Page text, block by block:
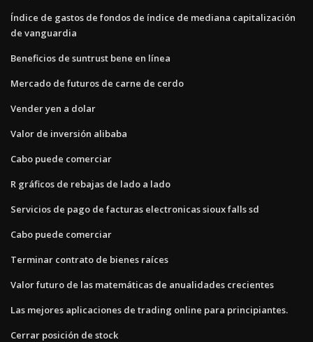
Índice de gastos de fondos de índice de mediana capitalización
de vanguardia
Beneficios de suntrust bene en línea
Mercado de futuros de carne de cerdo
Vender yen a dolar
Valor de inversión alibaba
Cabo puede comerciar
R gráficos de rebajas de lado a lado
Servicios de pago de facturas electronicas sioux falls sd
Cabo puede comerciar
Terminar contrato de bienes raíces
Valor futuro de las matemáticas de anualidades crecientes
Las mejores aplicaciones de trading online para principiantes.
Cerrar posición de stock